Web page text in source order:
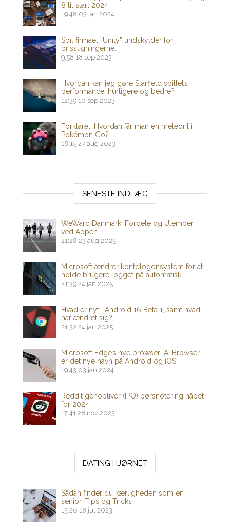
8 til start 2024
19:48 03 jan 2024
Spil firmaet “Unity” undskylder for
prisstigningerne.
9:58 18 sep 2023
Hvordan kan jeg gøre Starfield spillet’s
performance, hurtigere og bedre?
12:39 10 sep 2023
Forklaret: Hvordan får man en meteorit i
Pokémon Go?
18:15 27 aug 2023
SENESTE INDLÆG
WeWard Danmark: Fordele og Ulemper
ved Appen
21:28 23 aug 2025
Microsoft ændrer kontologonsystem for at
holde brugere logget på automatisk
21:39 24 jan 2025
Hvad er nyt i Android 16 Beta 1, samt hvad
har ændret sig?
21:32 24 jan 2025
Microsoft Edge’s nye browser: AI Browser
er det nye navn på Android og iOS
19:43 03 jan 2024
Reddit genopliver (IPO) børsnotering håbet
for 2024
17:41 28 nov 2023
DATING HJØRNET
Sådan finder du kærligheden som en
senior. Tips og Tricks
13:26 18 jul 2023